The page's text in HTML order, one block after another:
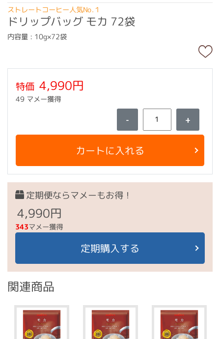
ストレートコーヒー人気No.１
ドリップバッグ モカ 72袋
内容量 : 10g×72袋
特価 4,990円
49 マメー獲得
- +
カートに入れる
定期便ならマメーもお得！
4,990円
343マメー獲得
定期購入する
関連商品